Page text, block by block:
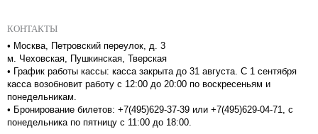
КОНТАКТЫ
• Москва, Петровский переулок, д. 3
м. Чеховская, Пушкинская, Тверская
• График работы кассы: касса закрыта до 31 августа. С 1 сентября
касса возобновит работу с 12:00 до 20:00 по воскресеньям и
понедельникам.
• Бронирование билетов: +7(495)629-37-39 или +7(495)629-04-71, с
понедельника по пятницу с 11:00 до 18:00.